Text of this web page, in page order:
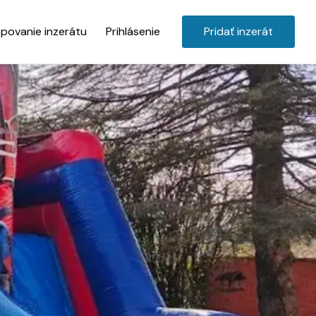
inzerátu Prihlásenie Pridať inzerát